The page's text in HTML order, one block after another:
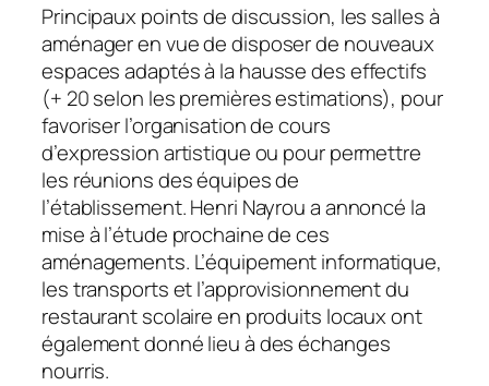
Principaux points de discussion, les salles à
aménager en vue de disposer de nouveaux
espaces adaptés à la hausse des effectifs
(+ 20 selon les premières estimations), pour
favoriser l’organisation de cours
d’expression artistique ou pour permettre
les réunions des équipes de
l’établissement. Henri Nayrou a annoncé la
mise à l’étude prochaine de ces
aménagements. L’équipement informatique,
les transports et l’approvisionnement du
restaurant scolaire en produits locaux ont
également donné lieu à des échanges
nourris.